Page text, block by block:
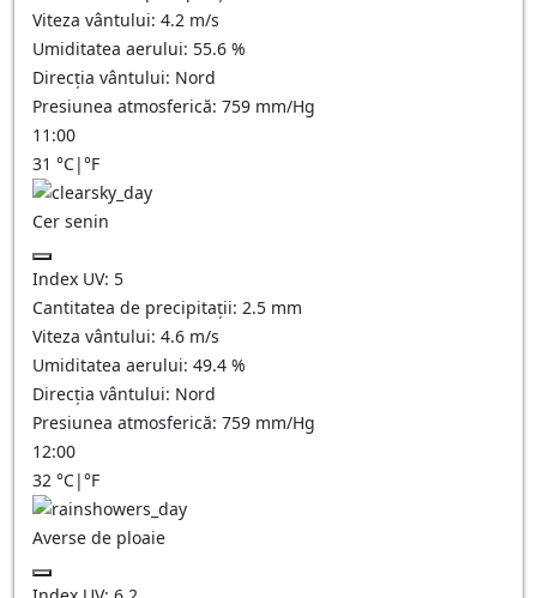
Viteza vântului: 4.2 m/s
Umiditatea aerului: 55.6 %
Direcția vântului: Nord
Presiunea atmosferică: 759 mm/Hg
11:00
31 °C|°F
Cer senin
Index UV: 5
Cantitatea de precipitații: 2.5 mm
Viteza vântului: 4.6 m/s
Umiditatea aerului: 49.4 %
Direcția vântului: Nord
Presiunea atmosferică: 759 mm/Hg
12:00
32 °C|°F
Averse de ploaie